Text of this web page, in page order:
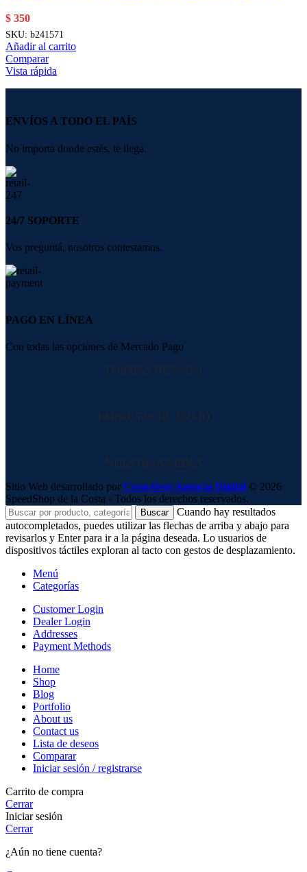
$ 350
SKU: b241571
Añadir al carrito
Comparar
Vista rápida
ENVÍOS A TODO EL PAÍS
No importa donde estés, te llega.
24/7 SOPORTE
Vos preguntá, nosotros contestamos.
PAGO EN LÍNEA
Con todas las opciones de Mercado Pago
FORMAS DE PAGO
EMPRESAS DE ENVIO
NUESTRAS REDES
Sitio Web desarrollado por Creactivos Agencia Digital © 2026
SpeedShop de la Costa - Todos los derechos reservados.
Buscar
Cuando hay resultados
autocompletados, puedes utilizar las flechas de arriba y abajo para
revisarlos y Enter para ir a la página deseada. Lo usuarios de
dispositivos táctiles exploran al tacto con gestos de desplazamiento.
Menú
Categorías
Customer Login
Dealer Login
Addresses
Payment Methods
Home
Shop
Blog
Portfolio
About us
Contact us
Lista de deseos
Comparar
Iniciar sesión / registrarse
Carrito de compra
Cerrar
Iniciar sesión
Cerrar
¿Aún no tiene cuenta?